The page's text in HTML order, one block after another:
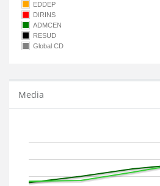
EDDEP
DIRINS
ADMCEN
RESUD
Global CD
Media